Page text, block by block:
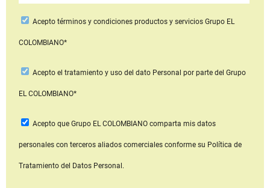
Aceptotérminos y condiciones productos y serviciosGrupo EL
COLOMBIANO*
Acepto el tratamiento y uso del dato Personal por parte del Grupo
EL COLOMBIANO*
Acepto que Grupo EL COLOMBIANOcomparta mis datos
personales con terceros aliados comerciales conforme su Política de
Tratamiento del Datos Personal.